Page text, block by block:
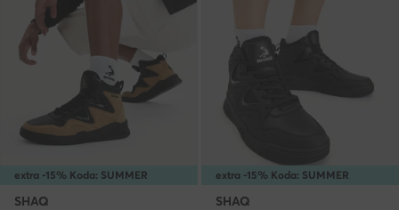
extra -15% Koda: SUMMER
SHAQ
extra -15% Koda: SUMMER
SHAQ